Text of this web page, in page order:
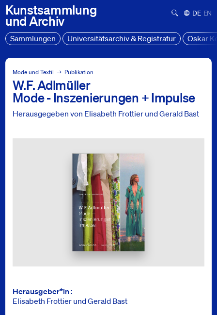
Kunstsammlung
undArchiv
Deutsch
Sammlungen Universitätsarchiv & Registratur
Oskar
Projekte
W.F. Adlmüller, Mode - Inszenierungen + Impulse
Mode und Textil Publikation
W.F. Adlmüller
Mode - Inszenierungen + Impulse
Herausgegeben von Elisabeth Frottier und Gerald Bast
Info
Herausgeber*in
Elisabeth Frottier und Gerald Bast